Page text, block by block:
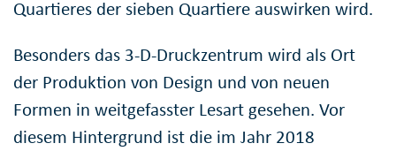
Quartieres der sieben Quartiere auswirken wird.
Besonders das 3-D-Druckzentrum wird als Ort
der Produktion von Design und von neuen
Formen in weitgefasster Lesart gesehen. Vor
diesem Hintergrund ist die im Jahr 2018